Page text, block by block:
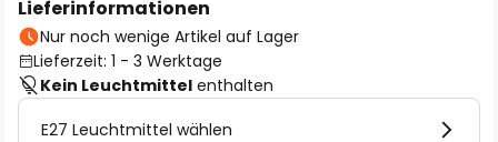
Lieferinformationen
Nur noch wenige Artikel auf Lager
Lieferzeit: 1 - 3 Werktage
Kein Leuchtmittel enthalten
E27 Leuchtmittel wählen